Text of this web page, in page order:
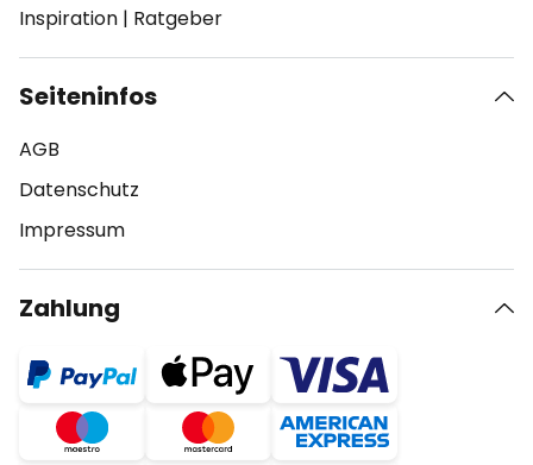
Inspiration | Ratgeber
Seiteninfos
AGB
Datenschutz
Impressum
Zahlung